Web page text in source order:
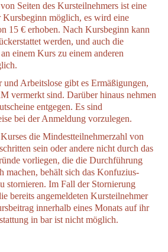
Seiten des Kursteilnehmers ist eine
möglich, es wird eine
15 € erhoben. Nach Kursbeginn kann
werden, und auch die
einem Kurs zu einem anderen
und Arbeitslose gibt es Ermäßigungen,
vermerkt sind. Darüber hinaus nehmen
entgegen. Es sind
bei der Anmeldung vorzulegen.
die Mindestteilnehmerzahl von
sein oder andere nicht durch das
vorliegen, die die Durchführung
machen, behält sich das Konfuzius-
stornieren. Im Fall der Stornierung
bereits angemeldeten Kursteilnehmer
innerhalb eines Monats auf ihr
in bar ist nicht möglich.